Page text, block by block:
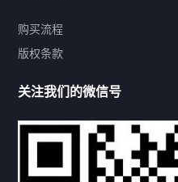
热门标签
机构链接
联系方式 关于我们
下载与支持
购买流程
版权条款
关注我们的微信号